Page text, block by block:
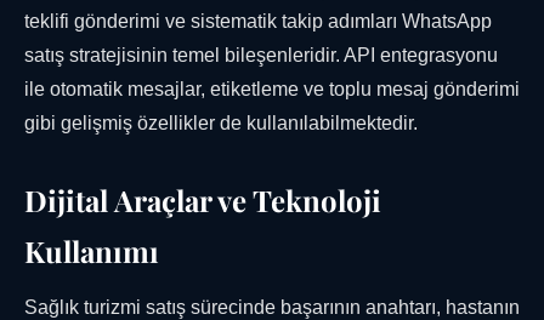
teklifi gönderimi ve sistematik takip adımları WhatsApp
satış stratejisinin temel bileşenleridir. API entegrasyonu
ile otomatik mesajlar, etiketleme ve toplu mesaj gönderimi
gibi gelişmiş özellikler de kullanılabilmektedir.
Dijital Araçlar ve Teknoloji
Kullanımı
Sağlık turizmi satış sürecinde başarının anahtarı, hastanın